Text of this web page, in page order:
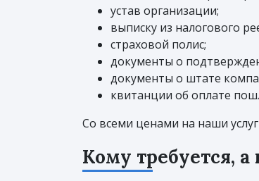
устав организации;
выписку из налогового
страховой полис;
документы о
документы о штате
квитанции об оплате
Со всеми ценами на наши
Кому требуется,